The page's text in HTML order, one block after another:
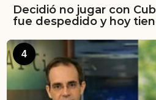
Decidió no jugar con
fue despedido y hoy
4